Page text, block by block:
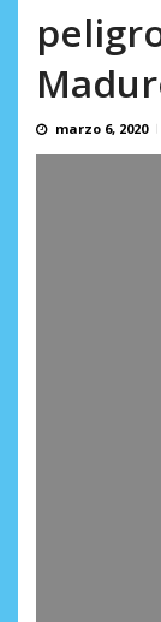
marzo 6, 2020